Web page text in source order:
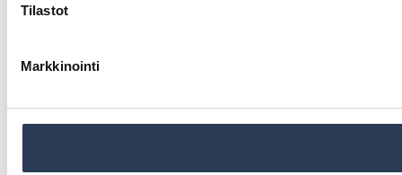
Tilastot
Markkinointi